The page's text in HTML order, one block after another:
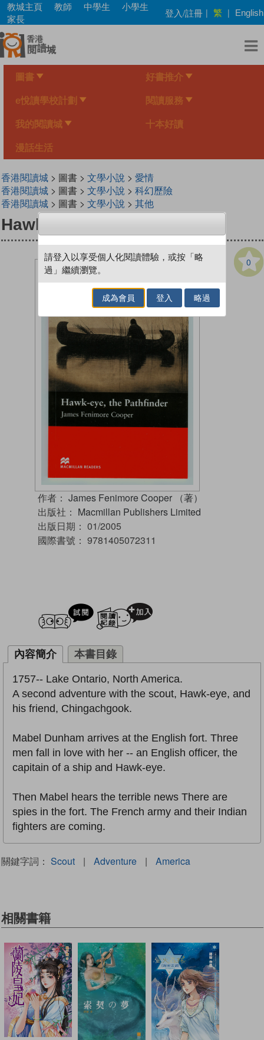
Skip
main
content
教城主頁 教師 中學生
小學生
家長
登入/註冊 | 繁 | English
圖書 好書推介
e悅讀學校計劃 閱讀服務
我的閱讀城 十本好讀
漫話生活
香港閱讀城> 圖書 > 文學小說 > 愛情
香港閱讀城> 圖書 > 文學小說 > 科幻歷險
香港閱讀城> 圖書 > 文學小說 > 其他
Hawk-eye, the Pathfinder
0
作者： James Fenimore Cooper （著）
出版社： Macmillan Publishers Limited
出版日期： 01/2005
國際書號： 9781405072311
試閲
內容簡介 本書目錄
1757-- Lake Ontario, North America.
A second adventure with the scout, Hawk-eye, and
his friend, Chingachgook.
Mabel Dunham arrives at the English fort. Three
men fall in love with her -- an English officer, the
capitain of a ship and Hawk-eye.
Then Mabel hears the terrible news There are
spies in the fort. The French army and their Indian
fighters are coming.
關鍵字詞： Scout | Adventure | America
相關書籍
請登入以享受個人化閱讀體驗，或按「略
過」繼續瀏覽。
成為會員 登入 略過